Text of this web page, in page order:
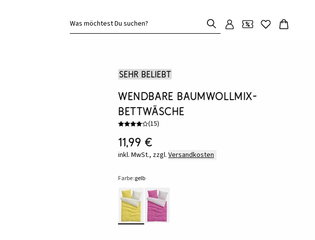
Was möchtest Du suchen?
Sehr beliebt
Wendbare Baumwollmix-
Bettwäsche
(15)
11,99 €
inkl. MwSt., zzgl. Versandkosten
Farbe:gelb